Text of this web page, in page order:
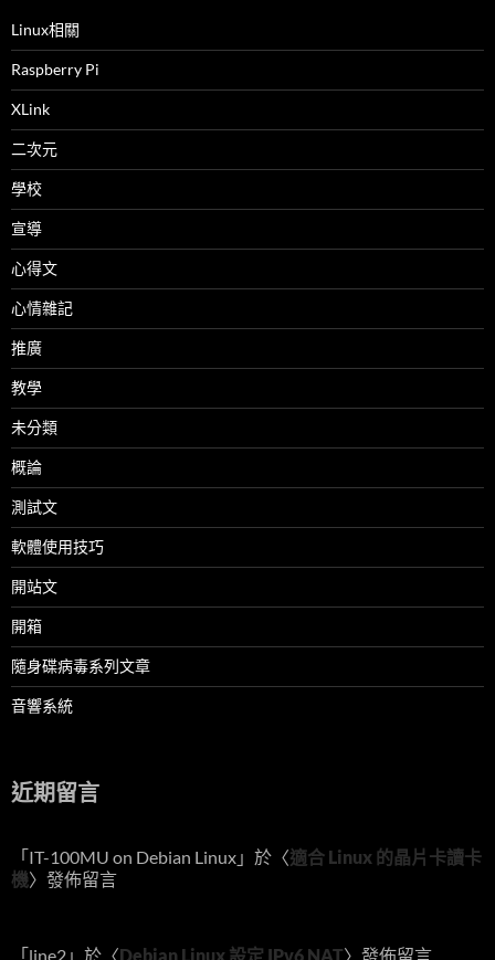
Linux相關
Raspberry Pi
XLink
二次元
學校
宣導
心得文
心情雜記
推廣
教學
未分類
概論
測試文
軟體使用技巧
開站文
開箱
隨身碟病毒系列文章
音響系統
近期留言
「 IT-100MU on Debian Linux 」於〈適合 Linux 的晶片卡讀卡
機〉發佈留言
「 line2 」於〈Debian Linux 設定 IPv6 NAT〉發佈留言